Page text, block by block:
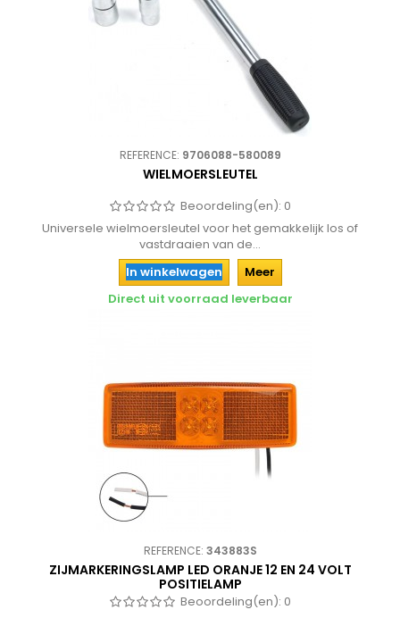
REFERENCE: 9706088-580089
WIELMOERSLEUTEL
Beoordeling(en): 0
Universele wielmoersleutel voor het gemakkelijk los of
vastdraaien van de...
In winkelwagen
Meer
Direct uit voorraad leverbaar
REFERENCE: 343883S
ZIJMARKERINGSLAMP LED ORANJE 12 EN 24 VOLT
POSITIELAMP
Beoordeling(en): 0